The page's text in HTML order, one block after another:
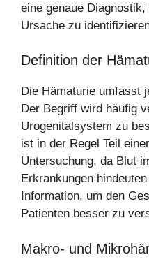
eine genaue
Ursache zu
Definition der
Die Hämaturie umfasst
Der Begriff wird häufig
Urogenitalsystem zu
ist in der Regel Teil
Untersuchung, da Blut
Erkrankungen
Information, um den
Patienten besser zu
Makro- und